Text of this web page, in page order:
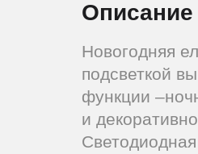
Описание
Новогодняя
подсветкой
функции
и